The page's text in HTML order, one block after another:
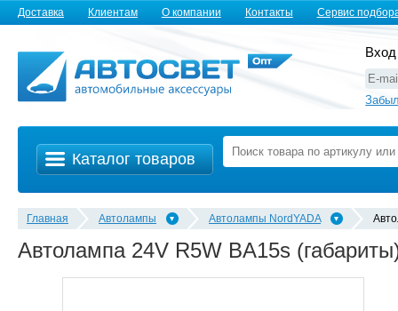
Доставка Клиентам О компании Контакты Сервис
Каталог товаров
Главная Автолампы Автолампы NordYADA
Автолампа 24V R5W BA15s